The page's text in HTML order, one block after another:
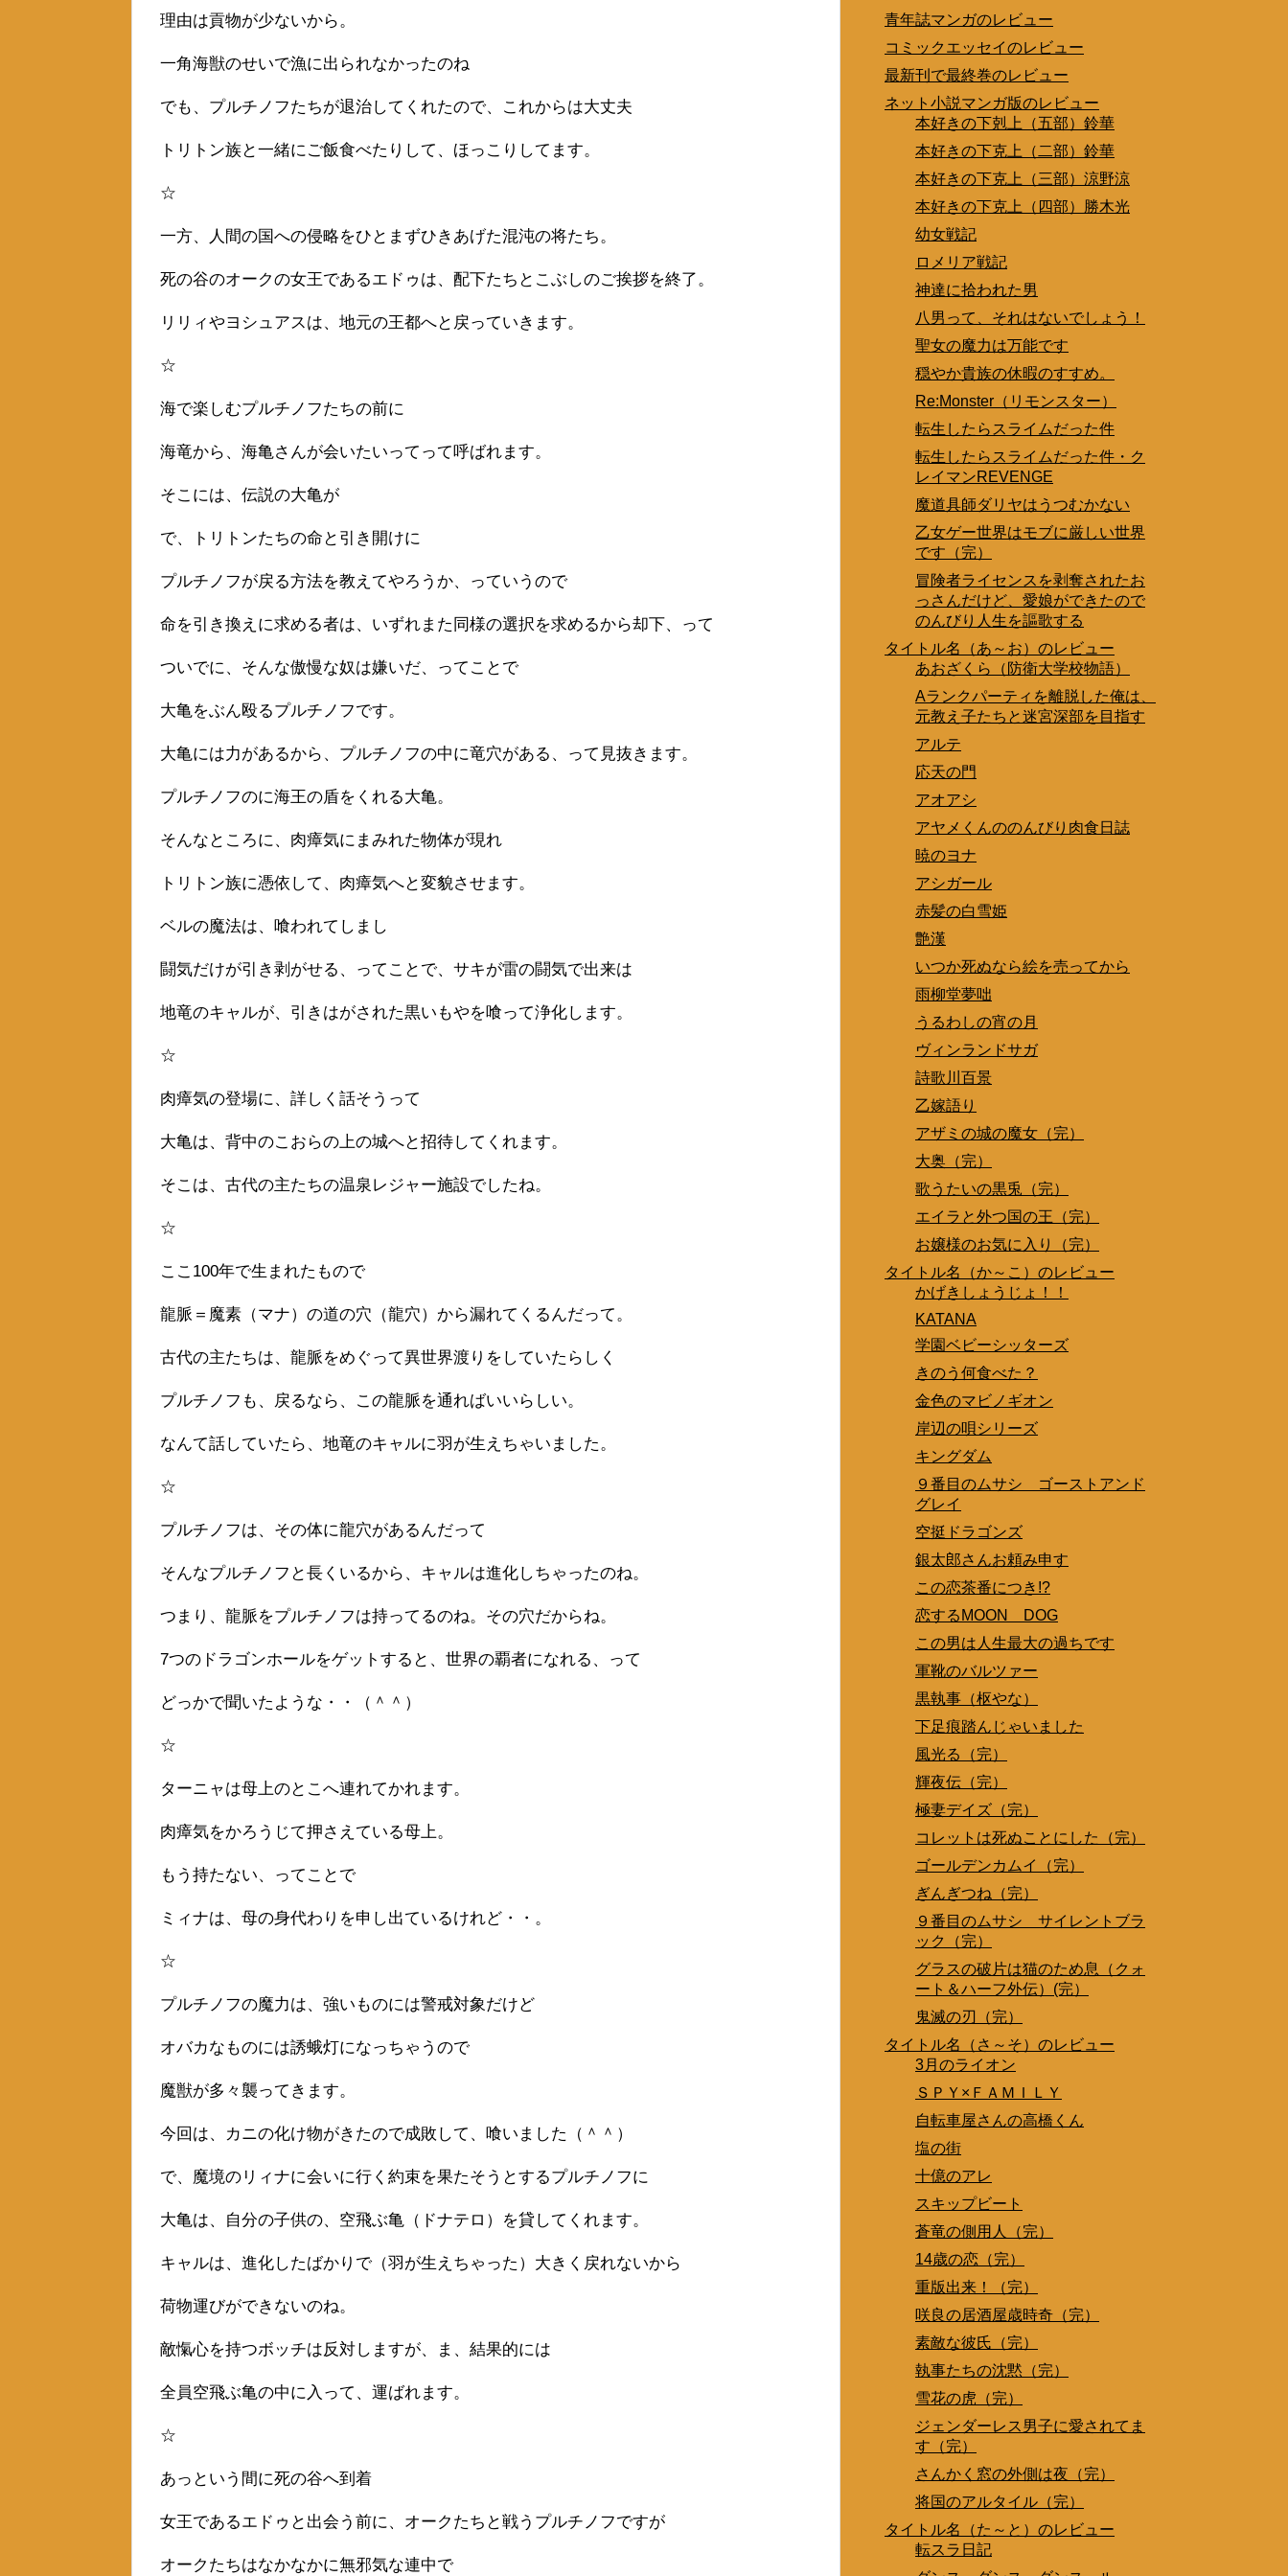
理由は貢物が少ないから。
一角海獣のせいで漁に出られなかったのね
でも、プルチノフたちが退治してくれたので、これからは大丈夫
トリトン族と一緒にご飯食べたりして、ほっこりしてます。
☆
一方、人間の国への侵略をひとまずひきあげた混沌の将たち。
死の谷のオークの女王であるエドゥは、配下たちとこぶしのご挨拶を終了。
リリィやヨシュアスは、地元の王都へと戻っていきます。
☆
海で楽しむプルチノフたちの前に
海竜から、海亀さんが会いたいってって呼ばれます。
そこには、伝説の大亀が
で、トリトンたちの命と引き開けに
プルチノフが戻る方法を教えてやろうか、っていうので
命を引き換えに求める者は、いずれまた同様の選択を求めるから却下、って
ついでに、そんな傲慢な奴は嫌いだ、ってことで
大亀をぶん殴るプルチノフです。
大亀には力があるから、プルチノフの中に竜穴がある、って見抜きます。
プルチノフのに海王の盾をくれる大亀。
そんなところに、肉瘴気にまみれた物体が現れ
トリトン族に憑依して、肉瘴気へと変貌させます。
ベルの魔法は、喰われてしまし
闘気だけが引き剥がせる、ってことで、サキが雷の闘気で出来は
地竜のキャルが、引きはがされた黒いもやを喰って浄化します。
☆
肉瘴気の登場に、詳しく話そうって
大亀は、背中のこおらの上の城へと招待してくれます。
そこは、古代の主たちの温泉レジャー施設でしたね。
☆
ここ100年で生まれたもので
龍脈＝魔素（マナ）の道の穴（龍穴）から漏れてくるんだって。
古代の主たちは、龍脈をめぐって異世界渡りをしていたらしく
プルチノフも、戻るなら、この龍脈を通ればいいらしい。
なんて話していたら、地竜のキャルに羽が生えちゃいました。
☆
プルチノフは、その体に龍穴があるんだって
そんなプルチノフと長くいるから、キャルは進化しちゃったのね。
つまり、龍脈をプルチノフは持ってるのね。その穴だからね。
7つのドラゴンホールをゲットすると、世界の覇者になれる、って
どっかで聞いたような・・（＾＾）
☆
ターニャは母上のとこへ連れてかれます。
肉瘴気をかろうじて押さえている母上。
もう持たない、ってことで
ミィナは、母の身代わりを申し出ているけれど・・。
☆
プルチノフの魔力は、強いものには警戒対象だけど
オバカなものには誘蛾灯になっちゃうので
魔獣が多々襲ってきます。
今回は、カニの化け物がきたので成敗して、喰いました（＾＾）
で、魔境のリィナに会いに行く約束を果たそうとするプルチノフに
大亀は、自分の子供の、空飛ぶ亀（ドナテロ）を貸してくれます。
キャルは、進化したばかりで（羽が生えちゃった）大きく戻れないから
荷物運びができないのね。
敵愾心を持つボッチは反対しますが、ま、結果的には
全員空飛ぶ亀の中に入って、運ばれます。
☆
あっという間に死の谷へ到着
女王であるエドゥと出会う前に、オークたちと戦うプルチノフですが
オークたちはなかなかに無邪気な連中で
青年誌マンガのレビュー
コミックエッセイのレビュー
最新刊で最終巻のレビュー
ネット小説マンガ版のレビュー
本好きの下剋上（五部）鈴華
本好きの下克上（二部）鈴華
本好きの下克上（三部）涼野涼
本好きの下克上（四部）勝木光
幼女戦記
ロメリア戦記
神達に拾われた男
八男って、それはないでしょう！
聖女の魔力は万能です
穏やか貴族の休暇のすすめ。
Re:Monster（リモンスター）
転生したらスライムだった件
転生したらスライムだった件・ク
レイマンREVENGE
魔道具師ダリヤはうつむかない
乙女ゲー世界はモブに厳しい世界
です（完）
冒険者ライセンスを剥奪されたお
っさんだけど、愛娘ができたので
のんびり人生を謳歌する
タイトル名（あ～お）のレビュー
あおざくら（防衛大学校物語）
Aランクパーティを離脱した俺は、
元教え子たちと迷宮深部を目指す
アルテ
応天の門
アオアシ
アヤメくんののんびり肉食日誌
暁のヨナ
アシガール
赤髪の白雪姫
艶漢
いつか死ぬなら絵を売ってから
雨柳堂夢咄
うるわしの宵の月
ヴィンランドサガ
詩歌川百景
乙嫁語り
アザミの城の魔女（完）
大奥（完）
歌うたいの黒兎（完）
エイラと外つ国の王（完）
お嬢様のお気に入り（完）
タイトル名（か～こ）のレビュー
かげきしょうじょ！！
KATANA
学園ベビーシッターズ
きのう何食べた？
金色のマビノギオン
岸辺の唄シリーズ
キングダム
９番目のムサシ ゴーストアンド
グレイ
空挺ドラゴンズ
銀太郎さんお頼み申す
この恋茶番につき!?
恋するMOON DOG
この男は人生最大の過ちです
軍靴のバルツァー
黒執事（枢やな）
下足痕踏んじゃいました
風光る（完）
輝夜伝（完）
極妻デイズ（完）
コレットは死ぬことにした（完）
ゴールデンカムイ（完）
ぎんぎつね（完）
９番目のムサシ サイレントブラ
ック（完）
グラスの破片は猫のため息（クォ
ート＆ハーフ外伝）(完）
鬼滅の刃（完）
タイトル名（さ～そ）のレビュー
3月のライオン
ＳＰＹ×ＦＡＭＩＬＹ
自転車屋さんの高橋くん
塩の街
十億のアレ
スキップビート
蒼竜の側用人（完）
14歳の恋（完）
重版出来！（完）
咲良の居酒屋歳時奇（完）
素敵な彼氏（完）
執事たちの沈黙（完）
雪花の虎（完）
ジェンダーレス男子に愛されてま
す（完）
さんかく窓の外側は夜（完）
将国のアルタイル（完）
タイトル名（た～と）のレビュー
転スラ日記